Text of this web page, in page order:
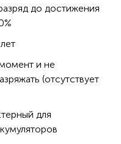
до достижения
и не
(отсутствует
для